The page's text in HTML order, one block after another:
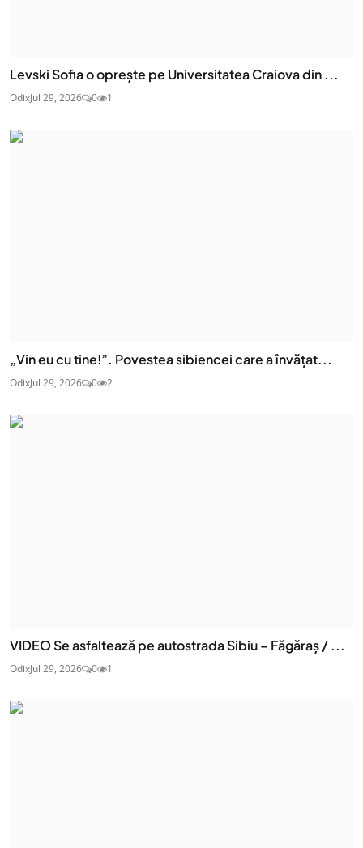
Levski Sofia o oprește pe Universitatea Craiova din ...
OdixJul 29, 2026 0 1
„Vin eu cu tine!”. Povestea sibiencei care a învățat...
OdixJul 29, 2026 0 2
VIDEO Se asfaltează pe autostrada Sibiu – Făgăraș / ...
OdixJul 29, 2026 0 1